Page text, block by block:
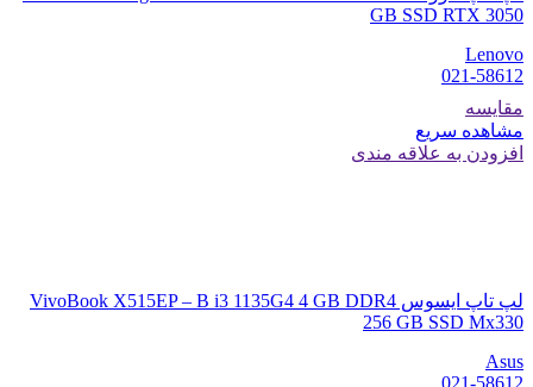
GB SSD RTX 3050
Lenovo
021-58612
مقایسه
مشاهده سریع
افزودن به علاقه مندی
لپ تاپ ایسوس VivoBook X515EP – B i3 1135G4 4 GB DDR4
256 GB SSD Mx330
Asus
021-58612